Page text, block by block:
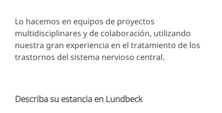
Lo hacemos en equipos de proyectos
multidisciplinares y de colaboración, utilizando
nuestra gran experiencia en el tratamiento de los
trastornos del sistema nervioso central.
Describa su estancia en Lundbeck